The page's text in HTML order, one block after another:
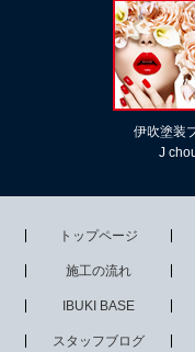
伊吹塗装
J
トップページ
施工の流れ
IBUKI BASE
スタッフブログ